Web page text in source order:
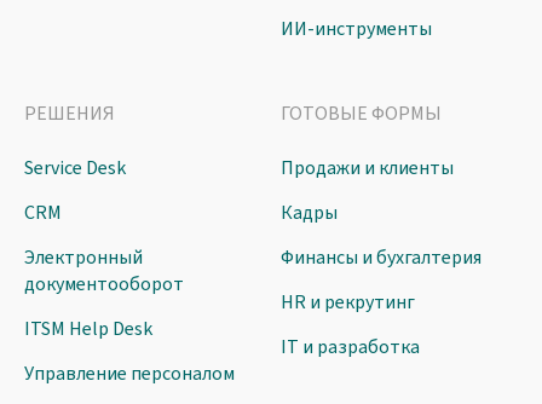
ИИ-инструменты
РЕШЕНИЯ
Service Desk
CRM
Электронный
документооборот
ITSM Help Desk
Управление персоналом
ГОТОВЫЕ ФОРМЫ
Продажи и клиенты
Кадры
Финансы и бухгалтерия
HR и рекрутинг
IT и разработка